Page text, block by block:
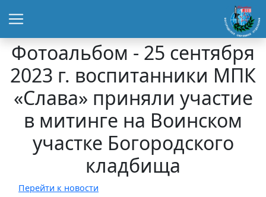
Фотоальбом - 25 сентября
2023 г. воспитанники МПК
«Слава» приняли участие
в митинге на Воинском
участке Богородского
кладбища
Перейти к новости